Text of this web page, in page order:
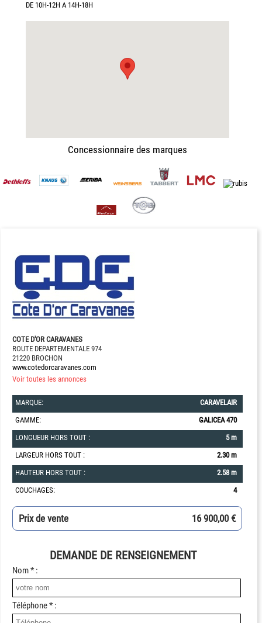
DE 10H-12H A 14H-18H
Concessionnaire des marques
COTE D'OR CARAVANES
ROUTE DEPARTEMENTALE 974
21220 BROCHON
www.cotedorcaravanes.com
Voir toutes les annonces
MARQUE:
CARAVELAIR
GAMME:
GALICEA 470
LONGUEUR HORS TOUT :
5 m
LARGEUR HORS TOUT :
2.30 m
HAUTEUR HORS TOUT :
2.58 m
COUCHAGES:
4
Prix de vente 16 900,00 €
DEMANDE DE RENSEIGNEMENT
Nom * :
Téléphone * :